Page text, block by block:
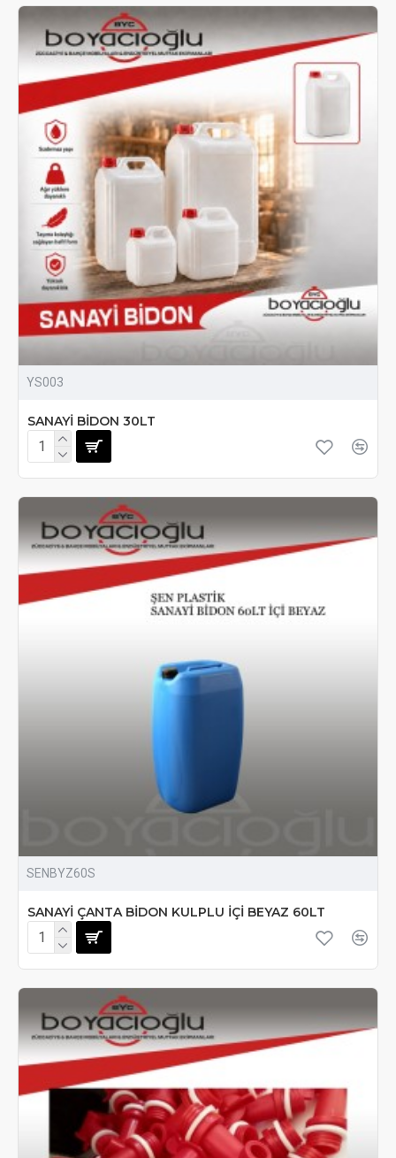
YS003
SANAYİ BİDON 30LT
SENBYZ60S
SANAYİ ÇANTA BİDON KULPLU İÇİ BEYAZ 60LT